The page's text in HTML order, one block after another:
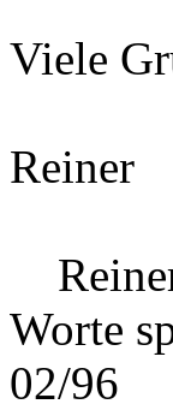
Viele
Reiner
Worte
02/96